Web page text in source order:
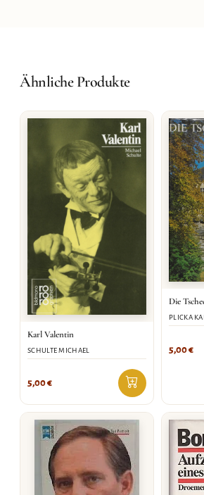
Ähnliche Produkte
Karl Valentin
SCHULTE MICHAEL
5,00€
Die
PLICKA
5,00€